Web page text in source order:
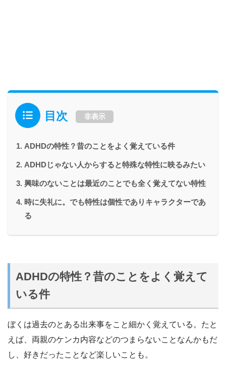
目次 非表示
ADHDの特性？昔のことをよく覚えている件
ADHDじゃない人からすると特殊な特性に映るみたい
興味のないことは最近のことでも全く覚えてない特性
時に失礼に。でも特性は個性でありキャラクターであ
る
ADHDの特性？昔のことをよく覚えて
いる件
ぼくは過去のとある出来事をこと細かく覚えている。たと
えば、両親のケンカ内容などのつまらないことなんかもだ
し、好きだったことなど楽しいことも。